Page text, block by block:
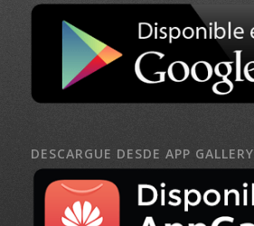
DESCARGUE DESDE APP GALLERY